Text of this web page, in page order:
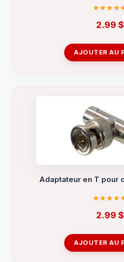
2.99 $
AJOUTER AU
Adaptateur en T pour
2.99 $
AJOUTER AU